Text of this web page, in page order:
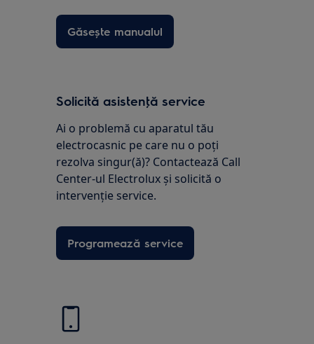
Găsește manualul
Solicită asistenţă service
Ai o problemă cu aparatul tău
electrocasnic pe care nu o poţi
rezolva singur(ă)? Contactează Call
Center-ul Electrolux și solicită o
intervenţie service.
Programează service